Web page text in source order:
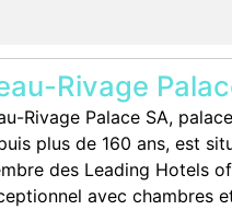
Rivage
Rivage Palace SA,
plus de 160 ans, est
des Leading Hotels
avec chambres